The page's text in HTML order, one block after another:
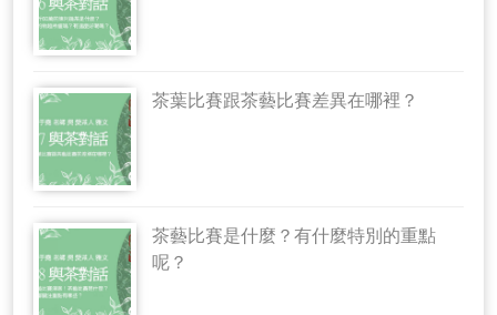
茶葉比賽跟茶藝比賽差異在哪裡？
茶藝比賽是什麼？有什麼特別的重點
呢？